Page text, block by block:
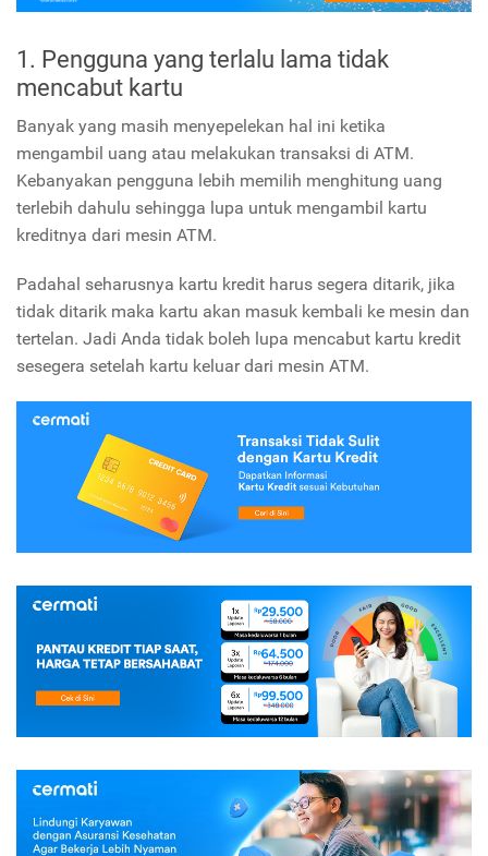
1. Pengguna yang terlalu lama tidak
mencabut kartu
Banyak yang masih menyepelekan hal ini ketika
mengambil uang atau melakukan transaksi di ATM.
Kebanyakan pengguna lebih memilih menghitung uang
terlebih dahulu sehingga lupa untuk mengambil kartu
kreditnya dari mesin ATM.
Padahal seharusnya kartu kredit harus segera ditarik, jika
tidak ditarik maka kartu akan masuk kembali ke mesin dan
tertelan. Jadi Anda tidak boleh lupa mencabut kartu kredit
sesegera setelah kartu keluar dari mesin ATM.